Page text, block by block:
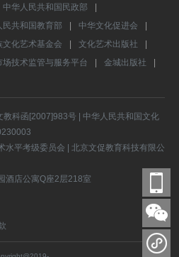
别？
中华人民共和国民政部
民共和国教育部 中华文化促进会
文化艺术基金会 文化艺术出版社
场技术监管与服务平台 金城出版社
科函[2007]983号 | 中华人民共和国文化
水平考级委员会 | 北京文促教育科技有限公
酒店公寓Q座2层218室